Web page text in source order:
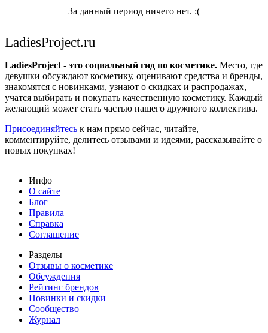
За данный период ничего нет. :(
LadiesProject.ru
LadiesProject - это социальный гид по косметике. Место, где
девушки обсуждают косметику, оценивают средства и бренды,
знакомятся с новинками, узнают о скидках и распродажах,
учатся выбирать и покупать качественную косметику. Каждый
желающий может стать частью нашего дружного коллектива.
Присоединяйтесь к нам прямо сейчас, читайте,
комментируйте, делитесь отзывами и идеями, рассказывайте о
новых покупках!
Инфо
О сайте
Блог
Правила
Справка
Соглашение
Разделы
Отзывы о косметике
Обсуждения
Рейтинг брендов
Новинки и скидки
Сообщество
Журнал